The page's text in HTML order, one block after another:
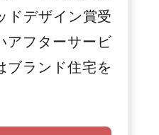
ドデザイン賞受
フターサービ
ブランド住宅を